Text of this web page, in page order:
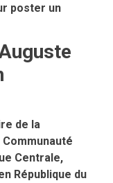
poster un
de la
Centrale,
République du